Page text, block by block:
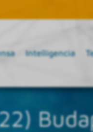
Intelligencia